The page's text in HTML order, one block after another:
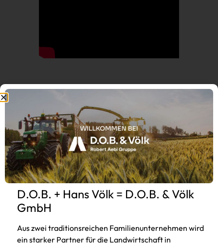
D.O.B. Fahrerakademie
D.O.B. + Hans Völk = D.O.B. & Völk
GmbH
Aus zwei traditionsreichen Familienunternehmen wird
ein starker Partner für die Landwirtschaft in